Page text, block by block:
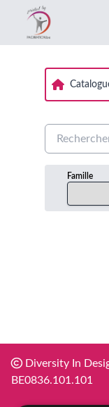
Famille
Diversity In
BE0836.101.101